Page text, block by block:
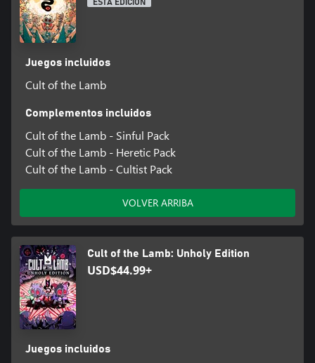
ESTA EDICIÓN
Juegos incluidos
Cult of the Lamb
Complementos incluidos
Cult of the Lamb - Sinful Pack
Cult of the Lamb - Heretic Pack
Cult of the Lamb - Cultist Pack
VOLVER ARRIBA
Cult of the Lamb: Unholy Edition
USD$44.99+
Juegos incluidos